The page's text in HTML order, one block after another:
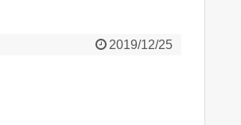
2019/12/25